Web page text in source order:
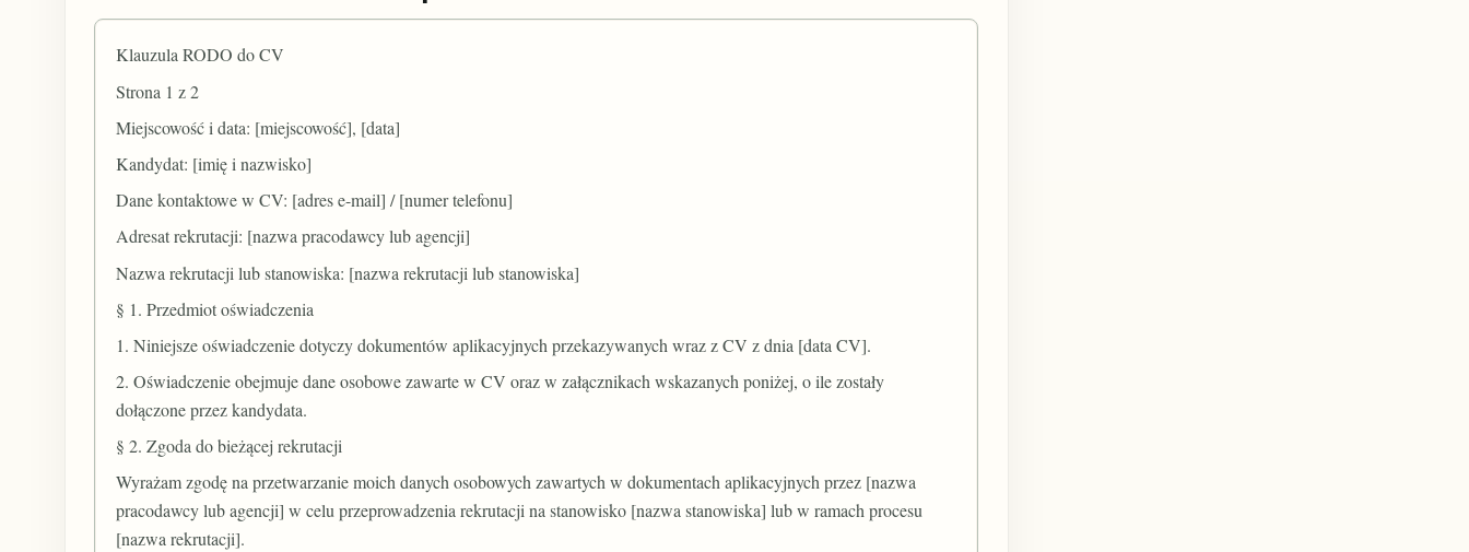
Klauzula RODO do CV
Strona 1 z 2
Miejscowość i data: [miejscowość], [data]
Kandydat: [imię i nazwisko]
Dane kontaktowe w CV: [adres e-mail] / [numer telefonu]
Adresat rekrutacji: [nazwa pracodawcy lub agencji]
Nazwa rekrutacji lub stanowiska: [nazwa rekrutacji lub stanowiska]
§ 1. Przedmiot oświadczenia
1. Niniejsze oświadczenie dotyczy dokumentów aplikacyjnych przekazywanych wraz z CV z dnia [data CV].
2. Oświadczenie obejmuje dane osobowe zawarte w CV oraz w załącznikach wskazanych poniżej, o ile zostały
dołączone przez kandydata.
§ 2. Zgoda do bieżącej rekrutacji
Wyrażam zgodę na przetwarzanie moich danych osobowych zawartych w dokumentach aplikacyjnych przez [nazwa
pracodawcy lub agencji] w celu przeprowadzenia rekrutacji na stanowisko [nazwa stanowiska] lub w ramach procesu
[nazwa rekrutacji].